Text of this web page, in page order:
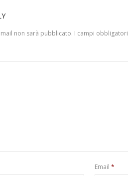
non sarà pubblicato. I campi
Email *